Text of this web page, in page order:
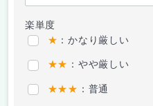
楽単度
★ ：かなり厳しい
★★ ：やや厳しい
★★★ ：普通